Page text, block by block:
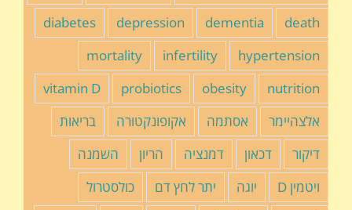
death
dementia
depression
diabetes
hypertension
infertility
mortality
nutrition
obesity
probiotics
vitamin D
אלצהיימר
אסתמה אקופונקטורה
בריאות
דיקור
דכאון דמנציה הריון
השמנה
ויטמין D
יוגה יתר לחץ דם
כולסטרול